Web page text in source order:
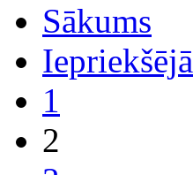
Sākums
Iepriekšējā
1
2